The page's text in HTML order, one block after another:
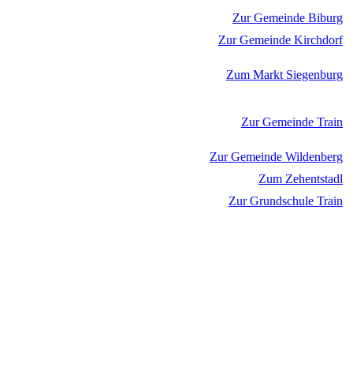
Zur Gemeinde Biburg
Zur Gemeinde Kirchdorf
Zum Markt Siegenburg
Zur Gemeinde Train
Zur Gemeinde Wildenberg
Zum Zehentstadl
Zur Grundschule Train